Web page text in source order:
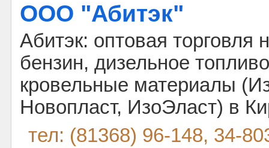
ООО "Абитэк"
Абитэк: оптовая торговля
бензин, дизельное
кровельные материалы
Новопласт, ИзоЭласт) в
тел: (81368) 96-148, 34-